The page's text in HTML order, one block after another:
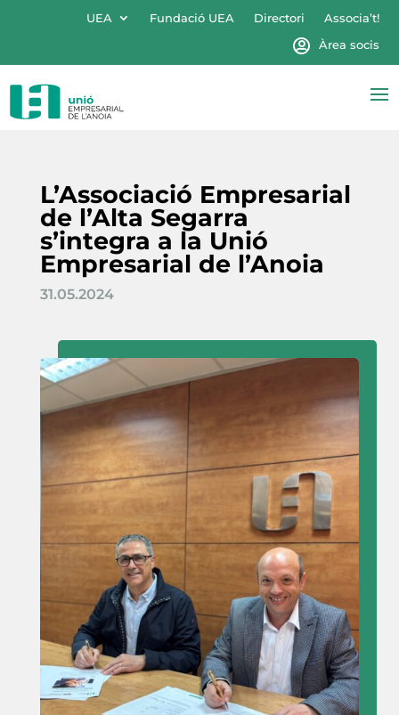
UEA Fundació UEA Directori
Associa’t!
Àrea socis
L’Associació Empresarial
de l’Alta Segarra
s’integra a la Unió
Empresarial de l’Anoia
31.05.2024